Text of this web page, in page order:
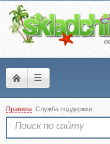
☰
Правила Служба поддержки